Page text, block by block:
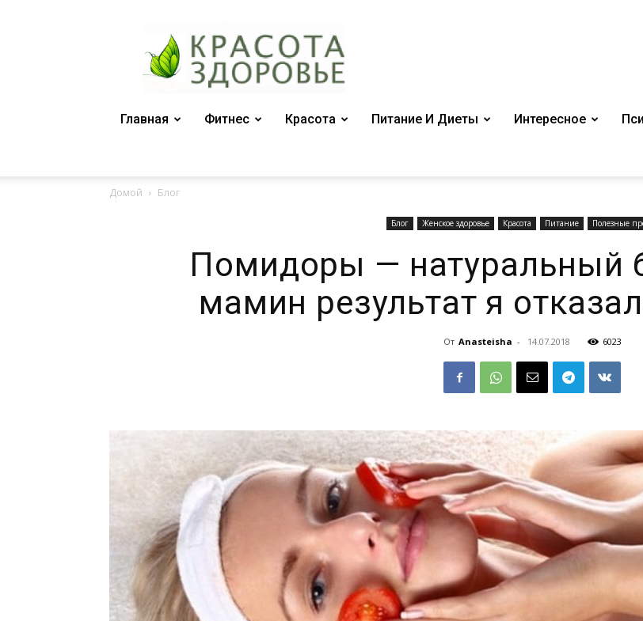
журнал
"Красота
и
Главная
Фитнес Красота Питание И Диеты Интересное
Домой Блог
Блог Женское здоровье Красота Питание Полезные
Помидоры — натуральный
мамин результат я
От Anasteisha - 14.07.2018 6023